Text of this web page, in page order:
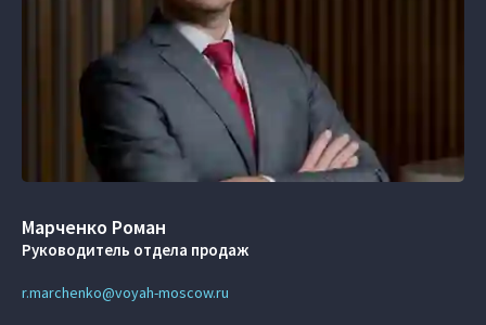
Марченко Роман
Руководитель отдела продаж
r.marchenko@voyah-moscow.ru